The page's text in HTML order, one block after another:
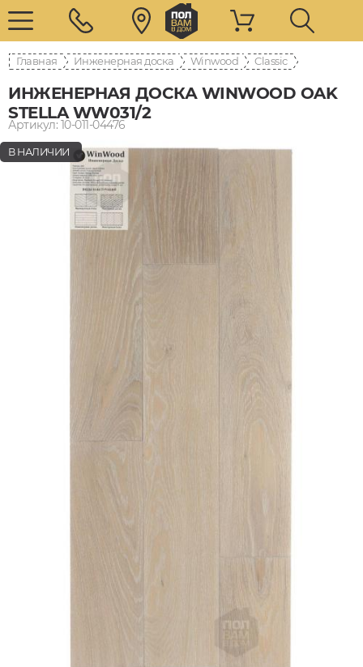
Главная Инженерная доска Winwood Classic
ИНЖЕНЕРНАЯ ДОСКА WINWOOD OAK
STELLA WW031/2
Артикул: 10-011-04476
В НАЛИЧИИ